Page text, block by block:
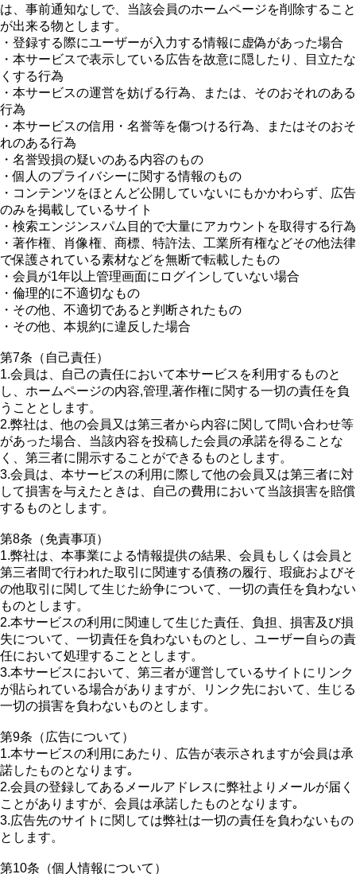
は、事前通知なしで、当該会員のホームページを削除すること
が出来る物とします。
・登録する際にユーザーが入力する情報に虚偽があった場合
・本サービスで表示している広告を故意に隠したり、目立たな
くする行為
・本サービスの運営を妨げる行為、または、そのおそれのある
行為
・本サービスの信用・名誉等を傷つける行為、またはそのおそ
れのある行為
・名誉毀損の疑いのある内容のもの
・個人のプライバシーに関する情報のもの
・コンテンツをほとんど公開していないにもかかわらず、広告
のみを掲載しているサイト
・検索エンジンスパム目的で大量にアカウントを取得する行為
・著作権、肖像権、商標、特許法、工業所有権などその他法律
で保護されている素材などを無断で転載したもの
・会員が1年以上管理画面にログインしていない場合
・倫理的に不適切なもの
・その他、不適切であると判断されたもの
・その他、本規約に違反した場合
第7条（自己責任）
1.会員は、自己の責任において本サービスを利用するものと
し、ホームページの内容,管理,著作権に関する一切の責任を負
うこととします。
2.弊社は、他の会員又は第三者から内容に関して問い合わせ等
があった場合、当該内容を投稿した会員の承諾を得ることな
く、第三者に開示することができるものとします。
3.会員は、本サービスの利用に際して他の会員又は第三者に対
して損害を与えたときは、自己の費用において当該損害を賠償
するものとします。
第8条（免責事項）
1.弊社は、本事業による情報提供の結果、会員もしくは会員と
第三者間で行われた取引に関連する債務の履行、瑕疵およびそ
の他取引に関して生じた紛争について、一切の責任を負わない
ものとします。
2.本サービスの利用に関連して生じた責任、負担、損害及び損
失について、一切責任を負わないものとし、ユーザー自らの責
任において処理することとします。
3.本サービスにおいて、第三者が運営しているサイトにリンク
が貼られている場合がありますが、リンク先において、生じる
一切の損害を負わないものとします。
第9条（広告について）
1.本サービスの利用にあたり、広告が表示されますが会員は承
諾したものとなります｡
2.会員の登録してあるメールアドレスに弊社よりメールが届く
ことがありますが、会員は承諾したものとなります｡
3.広告先のサイトに関しては弊社は一切の責任を負わないもの
とします。
第10条（個人情報について）